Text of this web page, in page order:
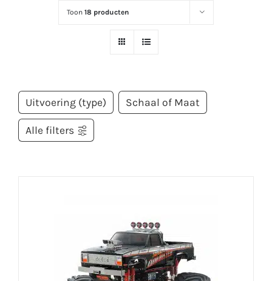
Toon18 producten
Uitvoering (type) Schaal of Maat
Alle filters